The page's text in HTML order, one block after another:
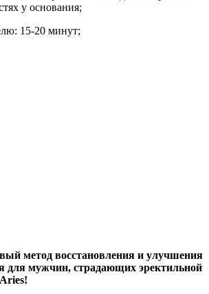
у основания;
15-20 минут;
метод восстановления и улучшения
для мужчин, страдающих эректильной
Aries!